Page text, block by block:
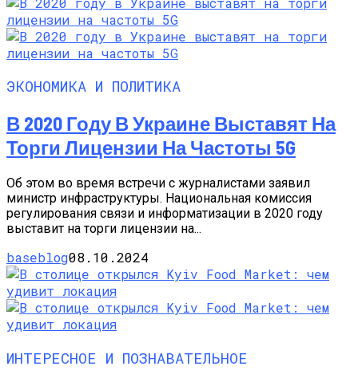
ЭКОНОМИКА И ПОЛИТИКА
В 2020 Году В Украине Выставят На
Торги Лицензии На Частоты 5G
Об этом во время встречи с журналистами заявил
министр инфраструктуры. Национальная комиссия
регулирования связи и информатизации в 2020 году
выставит на торги лицензии на...
baseblog08.10.2024
ИНТЕРЕСНОЕ И ПОЗНАВАТЕЛЬНОЕ